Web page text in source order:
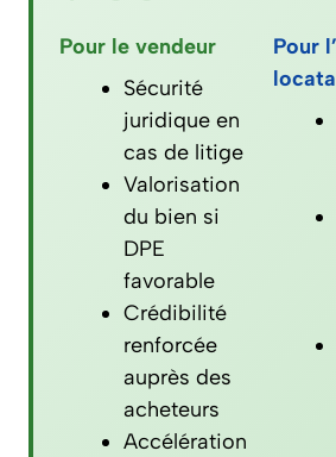
Pour le vendeur
Sécurité
juridique en
cas de litige
Valorisation
du bien si
DPE
favorable
Crédibilité
renforcée
auprès des
acheteurs
Accélération
Pour